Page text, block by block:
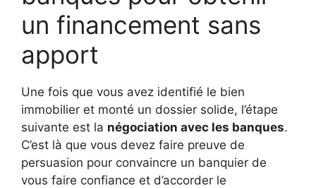
un financement sans
apport
Une fois que vous avez identifié le bien
immobilier et monté un dossier solide, l’étape
suivante est la négociation avec les banques.
C’est là que vous devez faire preuve de
persuasion pour convaincre un banquier de
vous faire confiance et d’accorder le